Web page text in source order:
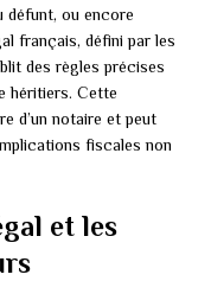
défunt, ou encore
français, défini par les
des règles précises
héritiers. Cette
d’un notaire et peut
fiscales non
et les